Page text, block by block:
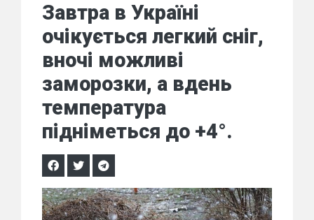
Завтра в Україні
очікується легкий сніг,
вночі можливі
заморозки, а вдень
температура
підніметься до +4°.